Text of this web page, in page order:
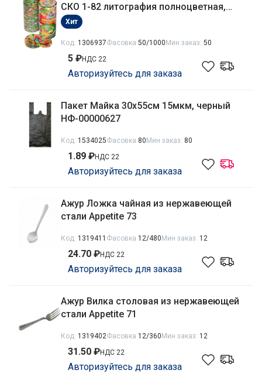
СКО 1-82 литография полноцветная,
толщина металла - 0,18мм, внутр.
покрытие - лак Полинка
Хит
Код: 1306937Фасовка 50/1000 Мин заказ: 50
5 ₽НДС 22
Авторизуйтесь для заказа
Пакет Майка 30х55см 15мкм, черный
НФ-00000627
Код: 1534025Фасовка 80 Мин заказ: 80
1.89 ₽НДС 22
Авторизуйтесь для заказа
Ажур Ложка чайная из нержавеющей
стали Appetite 73
Код: 1319411 Фасовка 12/480 Мин заказ: 12
24.70 ₽НДС 22
Авторизуйтесь для заказа
Ажур Вилка столовая из нержавеющей
стали Appetite 71
Код: 1319402Фасовка 12/360 Мин заказ: 12
31.50 ₽НДС 22
Авторизуйтесь для заказа